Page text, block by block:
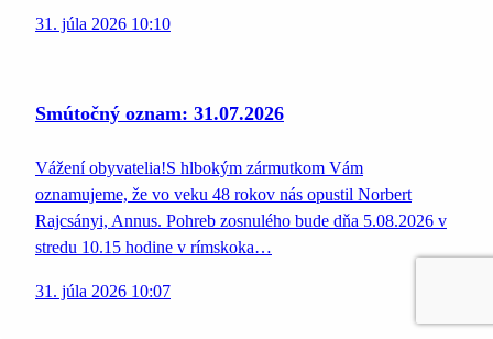
31. júla 2026 10:10
Smútočný oznam: 31.07.2026
Vážení obyvatelia!S hlbokým zármutkom Vám
oznamujeme, že vo veku 48 rokov nás opustil Norbert
Rajcsányi, Annus. Pohreb zosnulého bude dňa 5.08.2026 v
stredu 10.15 hodine v rímskoka…
31. júla 2026 10:07